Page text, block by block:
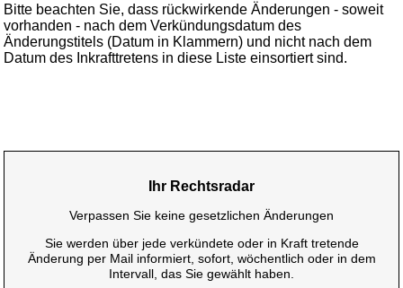
Bitte beachten Sie, dass rückwirkende Änderungen - soweit
vorhanden - nach dem Verkündungsdatum des
Änderungstitels (Datum in Klammern) und nicht nach dem
Datum des Inkrafttretens in diese Liste einsortiert sind.
Ihr Rechtsradar
Verpassen Sie keine gesetzlichen Änderungen
Sie werden über jede verkündete oder in Kraft tretende
Änderung per Mail informiert, sofort, wöchentlich oder in dem
Intervall, das Sie gewählt haben.